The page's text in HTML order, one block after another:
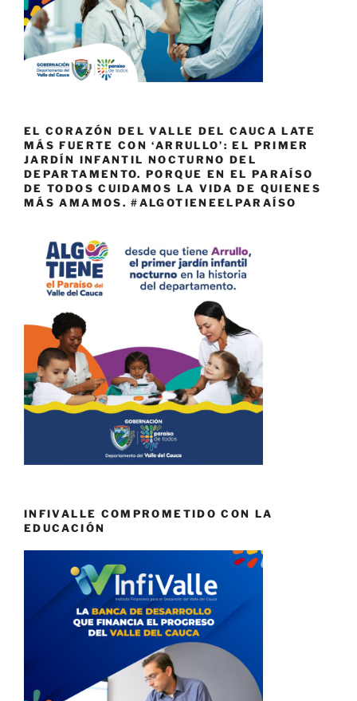
EL CORAZÓN DEL VALLE DEL CAUCA LATE
MÁS FUERTE CON ‘ARRULLO’: EL PRIMER
JARDÍN INFANTIL NOCTURNO DEL
DEPARTAMENTO. PORQUE EN EL PARAÍSO
DE TODOS CUIDAMOS LA VIDA DE QUIENES
MÁS AMAMOS. #ALGOTIENEELPARAÍSO
INFIVALLE COMPROMETIDO CON LA
EDUCACIÓN